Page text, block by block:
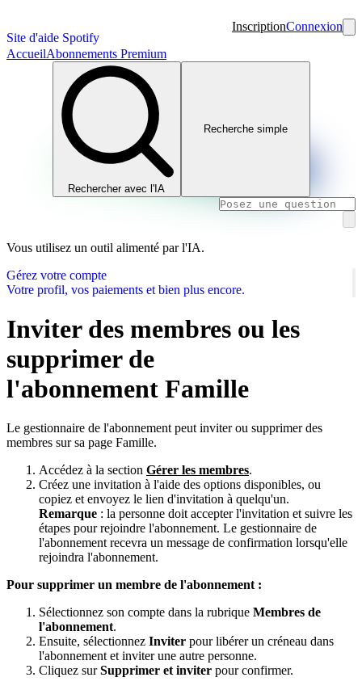
Site d'aide Spotify
InscriptionConnexion
AccueilAbonnements Premium
Rechercher avec l'IA
Recherche simple
Vous utilisez un outil alimenté par l'IA.
Gérez votre compte
Votre profil, vos paiements et bien plus encore.
Inviter des membres ou les
supprimer de
l'abonnement Famille
Le gestionnaire de l'abonnement peut inviter ou supprimer des
membres sur sa page Famille.
Accédez à la section Gérer les membres.
Créez une invitation à l'aide des options disponibles, ou
copiez et envoyez le lien d'invitation à quelqu'un.
Remarque : la personne doit accepter l'invitation et suivre les
étapes pour rejoindre l'abonnement. Le gestionnaire de
l'abonnement recevra un message de confirmation lorsqu'elle
rejoindra l'abonnement.
Pour supprimer un membre de l'abonnement :
Sélectionnez son compte dans la rubrique Membres de
l'abonnement.
Ensuite, sélectionnez Inviter pour libérer un créneau dans
l'abonnement et inviter une autre personne.
Cliquez surSupprimer et inviter pour confirmer.